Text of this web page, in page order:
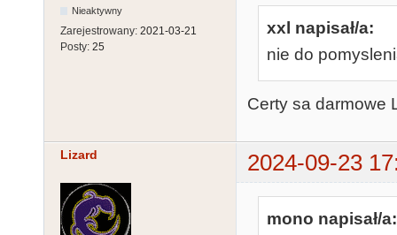
Nieaktywny
Zarejestrowany: 2021-03-21
Posty: 25
xxl napisał/a:
nie do
Certy sa darmowe
Lizard 2024-09-23
mono napisał/a: